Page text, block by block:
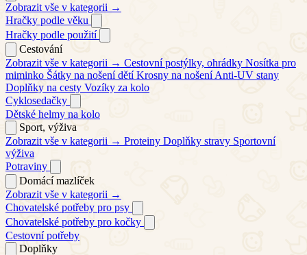
Zobrazit vše v kategorii →
Hračky podle věku
Hračky podle použití
Cestování
Zobrazit vše v kategorii → Cestovní postýlky, ohrádky Nosítka pro
miminko Šátky na nošení dětí Krosny na nošení Anti-UV stany
Doplňky na cesty Vozíky za kolo
Cyklosedačky
Dětské helmy na kolo
Sport, výživa
Zobrazit vše v kategorii → Proteiny Doplňky stravy Sportovní
výživa
Potraviny
Domácí mazlíček
Zobrazit vše v kategorii →
Chovatelské potřeby pro psy
Chovatelské potřeby pro kočky
Cestovní potřeby
Doplňky